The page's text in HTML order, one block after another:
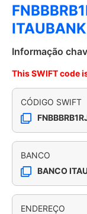
Informação
This SWIFT code
CÓDIGO SWIFT
BANCO
BANCO
ENDEREÇO